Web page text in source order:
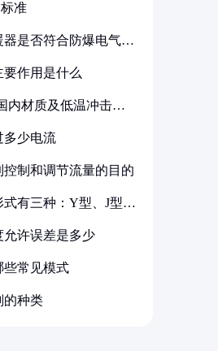
准
是否符合防爆电气设
作用是什么
内材质及低温冲击要
多少电流
制和调节流量的目的
有三种：Y型、J型、
许误差是多少
些常见模式
的种类